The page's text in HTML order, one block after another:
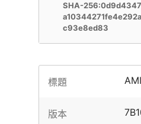
SHA-
c93e8ed83
標題
版本